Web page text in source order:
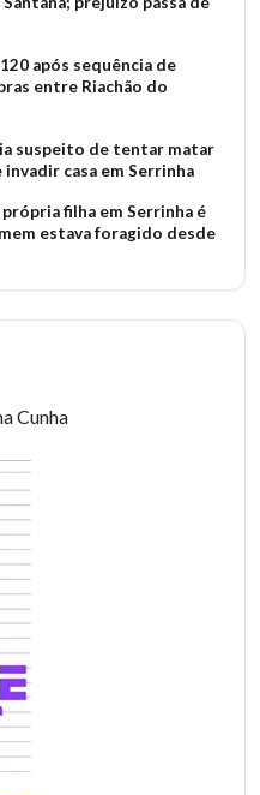
após sequência de
entre Riachão do
suspeito de tentar matar
casa em Serrinha
filha em Serrinha é
estava foragido desde